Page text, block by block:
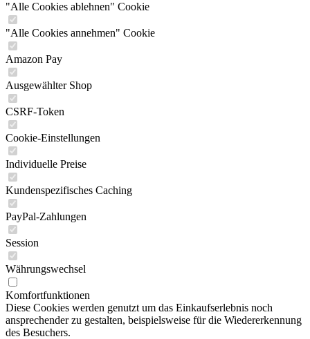
"Alle Cookies ablehnen" Cookie
"Alle Cookies annehmen" Cookie
Amazon Pay
Ausgewählter Shop
CSRF-Token
Cookie-Einstellungen
Individuelle Preise
Kundenspezifisches Caching
PayPal-Zahlungen
Session
Währungswechsel
Komfortfunktionen
Diese Cookies werden genutzt um das Einkaufserlebnis noch
ansprechender zu gestalten, beispielsweise für die Wiedererkennung
des Besuchers.